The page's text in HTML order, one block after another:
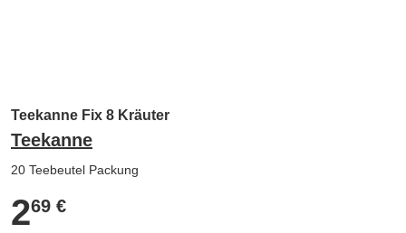
Teekanne Fix 8 Kräuter
Teekanne
20 Teebeutel Packung
2,69 €
269 €